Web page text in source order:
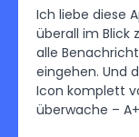
Ich liebe diese
überall im Blick
alle
eingehen. Und
Icon komplett
überwache –